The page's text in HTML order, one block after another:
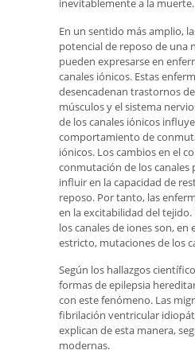
inevitablemente a la muerte.
En un sentido más amplio,
potencial de reposo de una
pueden expresarse en
canales iónicos. Estas
desencadenan trastornos
músculos y el sistema
de los canales iónicos
comportamiento de
iónicos. Los cambios en el
conmutación de los canales
influir en la capacidad de
reposo. Por tanto, las
en la excitabilidad del
los canales de iones son, en
estricto, mutaciones de los
Según los hallazgos
formas de epilepsia
con este fenómeno. Las
fibrilación ventricular
explican de esta manera,
modernas.